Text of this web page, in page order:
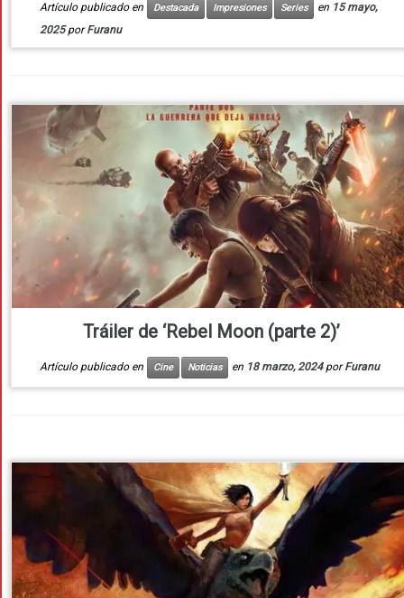
Artículo publicado en Destacada Impresiones Series en 15 mayo,
2025 porFuranu
Tráiler de ‘Rebel Moon (parte 2)’
Artículo publicado en Cine Noticias en 18 marzo, 2024 porFuranu